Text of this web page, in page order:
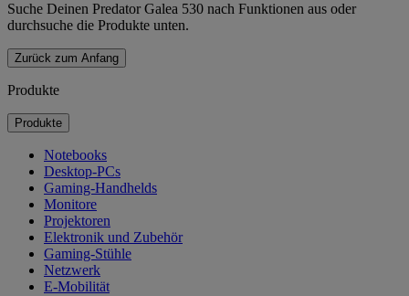
Suche Deinen Predator Galea 530 nach Funktionen aus oder
durchsuche die Produkte unten.
Zurück zum Anfang
Produkte
Produkte
Notebooks
Desktop-PCs
Gaming-Handhelds
Monitore
Projektoren
Elektronik und Zubehör
Gaming-Stühle
Netzwerk
E-Mobilität